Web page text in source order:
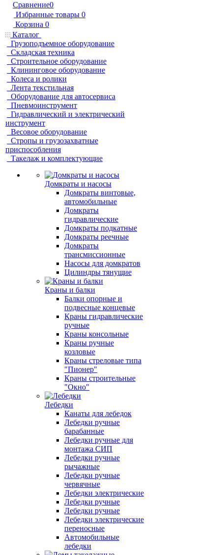
Сравнение0
Избранные товары 0
Корзина 0
Каталог
Грузоподъемное оборудование
Складская техника
Строительное оборудование
Клининговое оборудование
Колеса и ролики
Лента текстильная
Оборудование для автосервиса
Пневмоинструмент
Гидравлический и электрический
инструмент
Весовое оборудование
Стропы и грузозахватные
приспособления
Такелаж и комплектующие
Домкраты и насосы
Домкраты винтовые,
автомобильные
Домкраты
гидравлические
Домкраты подкатные
Домкраты реечные
Домкраты
трансмиссионные
Насосы для домкратов
Цилиндры тянущие
Краны и балки
Балки опорные и
подвесные концевые
Краны гидравлические
ручные
Краны консольные
Краны ручные
козловые
Краны стреловые типа
"Пионер"
Краны строительные
"Окно"
Лебедки
Канаты для лебедок
Лебедки ручные
барабанные
Лебедки ручные для
монтажа СИП
Лебедки ручные
рычажные
Лебедки ручные
червячные
Лебедки электрические
Лебедки ручные
Лебедки ручные
Лебедки электрические
переносные
Автомобильные
лебедки